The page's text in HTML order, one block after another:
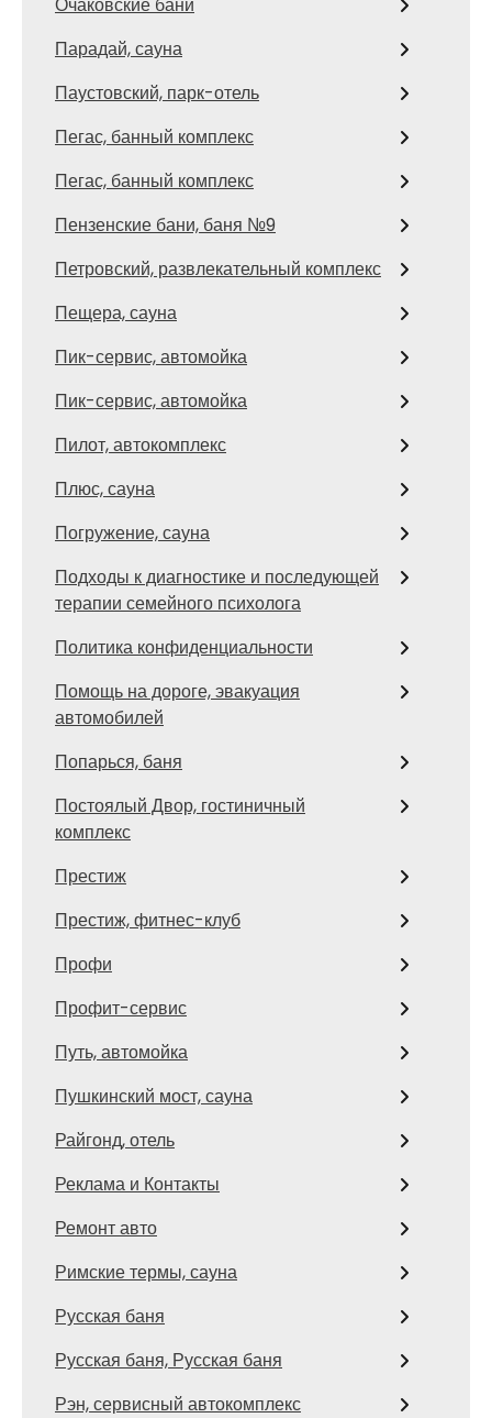
Парадай, сауна
Паустовский, парк-отель
Пегас, банный комплекс
Пегас, банный комплекс
Пензенские бани, баня №9
Петровский, развлекательный комплекс
Пещера, сауна
Пик-сервис, автомойка
Пик-сервис, автомойка
Пилот, автокомплекс
Плюс, сауна
Погружение, сауна
Подходы к диагностике и последующей
терапии семейного психолога
Политика конфиденциальности
Помощь на дороге, эвакуация
автомобилей
Попарься, баня
Постоялый Двор, гостиничный
комплекс
Престиж
Престиж, фитнес-клуб
Профи
Профит-сервис
Путь, автомойка
Пушкинский мост, сауна
Райгонд, отель
Реклама и Контакты
Ремонт авто
Римские термы, сауна
Русская баня
Русская баня, Русская баня
Рэн, сервисный автокомплекс